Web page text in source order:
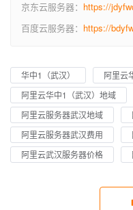
京东云服务器： https://
百度云服务器： https://
华中1（武汉）
阿里云
阿里云华中1（武汉）地域
阿里云服务器武汉地域
阿里云服务器武汉费用
阿里云武汉服务器价格